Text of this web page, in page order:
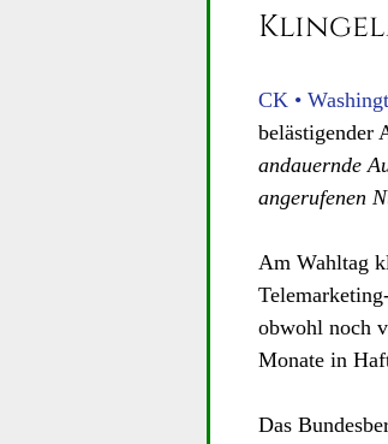
CK •
belästigender
andauernde
angerufenen
Am Wahltag
obwohl noch
Monate in
Das